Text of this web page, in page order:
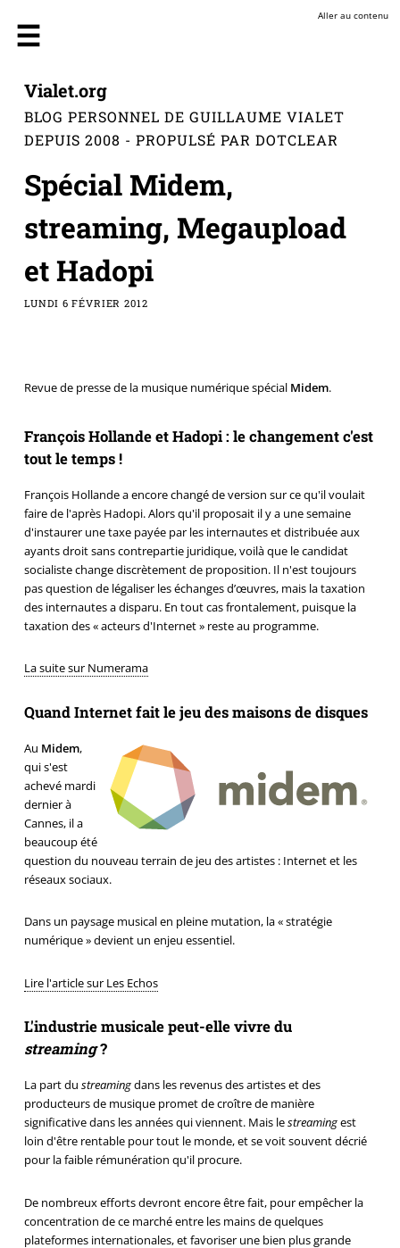
Aller au contenu
Vialet.org
BLOG PERSONNEL DE GUILLAUME VIALET
DEPUIS 2008 - PROPULSÉ PAR DOTCLEAR
Spécial Midem,
streaming, Megaupload
et Hadopi
LUNDI 6 FÉVRIER 2012
Revue de presse de la musique numérique spécial Midem.
François Hollande et Hadopi : le changement c'est
tout le temps !
François Hollande a encore changé de version sur ce qu'il voulait
faire de l'après Hadopi. Alors qu'il proposait il y a une semaine
d'instaurer une taxe payée par les internautes et distribuée aux
ayants droit sans contrepartie juridique, voilà que le candidat
socialiste change discrètement de proposition. Il n'est toujours
pas question de légaliser les échanges d’œuvres, mais la taxation
des internautes a disparu. En tout cas frontalement, puisque la
taxation des « acteurs d'Internet » reste au programme.
La suite sur Numerama
Quand Internet fait le jeu des maisons de disques
Au Midem,
qui s'est
achevé mardi
dernier à
Cannes, il a
beaucoup été
question du nouveau terrain de jeu des artistes : Internet et les
réseaux sociaux.
Dans un paysage musical en pleine mutation, la « stratégie
numérique » devient un enjeu essentiel.
Lire l'article sur Les Echos
L'industrie musicale peut-elle vivre du
streaming?
La part du streamingdans les revenus des artistes et des
producteurs de musique promet de croître de manière
significative dans les années qui viennent. Mais lestreamingest
loin d'être rentable pour tout le monde, et se voit souvent décrié
pour la faible rémunération qu'il procure.
De nombreux efforts devront encore être fait, pour empêcher la
concentration de ce marché entre les mains de quelques
plateformes internationales, et favoriser une bien plus grande